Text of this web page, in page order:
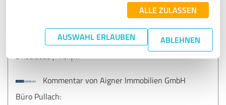
ALLE ZULASSEN
AUSWAHL ERLAUBEN ABLEHNEN
Erfahrungsbericht & Bewertung zu:
Aigner Immobilien GmbH Büro Pullach
Kommentar von Aigner Immobilien GmbH
Büro Pullach: